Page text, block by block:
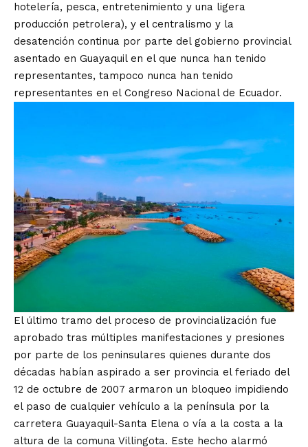
hotelería, pesca, entretenimiento y una ligera
producción petrolera), y el centralismo y la
desatención continua por parte del gobierno provincial
asentado en Guayaquil en el que nunca han tenido
representantes, tampoco nunca han tenido
representantes en el Congreso Nacional de Ecuador.
El último tramo del proceso de provincialización fue
aprobado tras múltiples manifestaciones y presiones
por parte de los peninsulares quienes durante dos
décadas habían aspirado a ser provincia el feriado del
12 de octubre de 2007 armaron un bloqueo impidiendo
el paso de cualquier vehículo a la península por la
carretera Guayaquil-Santa Elena o vía a la costa a la
altura de la comuna Villingota. Este hecho alarmó